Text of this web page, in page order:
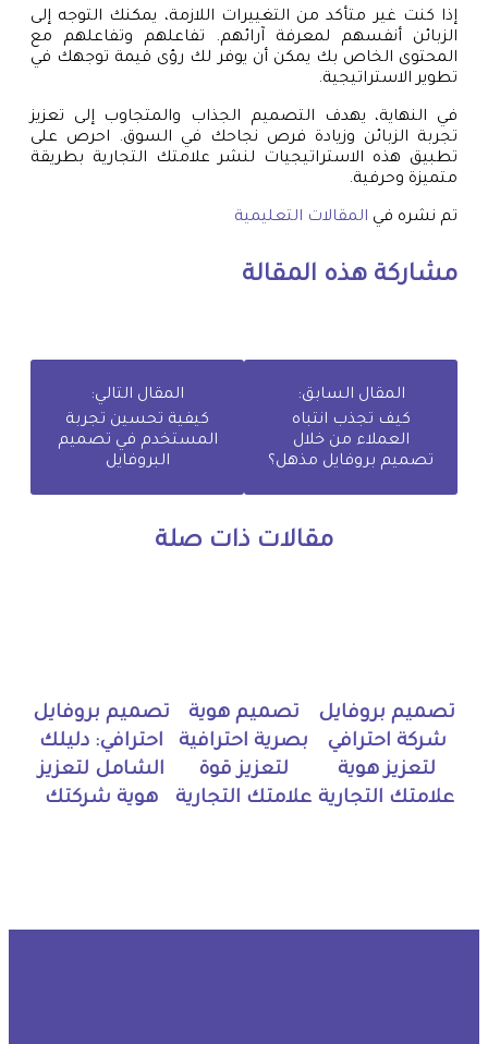
إذا كنت غير متأكد من التغييرات اللازمة، يمكنك التوجه إلى
الزبائن أنفسهم لمعرفة آرائهم. تفاعلهم وتفاعلهم مع
المحتوى الخاص بك يمكن أن يوفر لك رؤى قيمة توجهك في
تطوير الاستراتيجية.
في النهاية، يهدف التصميم الجذاب والمتجاوب إلى تعزيز
تجربة الزبائن وزيادة فرص نجاحك في السوق. احرص على
تطبيق هذه الاستراتيجيات لنشر علامتك التجارية بطريقة
متميزة وحرفية.
تم نشره في المقالات التعليمية
مشاركة هذه المقالة
المقال السابق:
كيف تجذب انتباه
العملاء من خلال
تصميم بروفايل مذهل؟
المقال التالي:
كيفية تحسين تجربة
المستخدم في تصميم
البروفايل
مقالات ذات صلة
تصميم بروفايل
شركة احترافي
لتعزيز هوية
علامتك التجارية
تصميم هوية
بصرية احترافية
لتعزيز قوة
علامتك التجارية
تصميم بروفايل
احترافي: دليلك
الشامل لتعزيز
هوية شركتك